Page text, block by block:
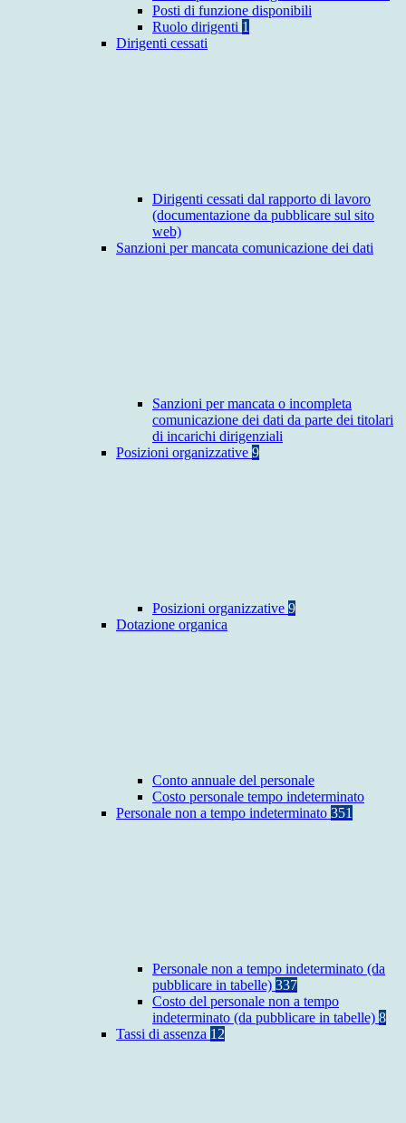
Posti di funzione disponibili
Ruolo dirigenti 1
Dirigenti cessati
Dirigenti cessati dal rapporto di lavoro
(documentazione da pubblicare sul sito
web)
Sanzioni per mancata comunicazione dei dati
Sanzioni per mancata o incompleta
comunicazione dei dati da parte dei titolari
di incarichi dirigenziali
Posizioni organizzative 9
Posizioni organizzative 9
Dotazione organica
Conto annuale del personale
Costo personale tempo indeterminato
Personale non a tempo indeterminato 351
Personale non a tempo indeterminato (da
pubblicare in tabelle) 337
Costo del personale non a tempo
indeterminato (da pubblicare in tabelle) 8
Tassi di assenza 12